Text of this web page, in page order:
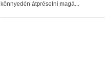
könnyedén átpréselni magá...